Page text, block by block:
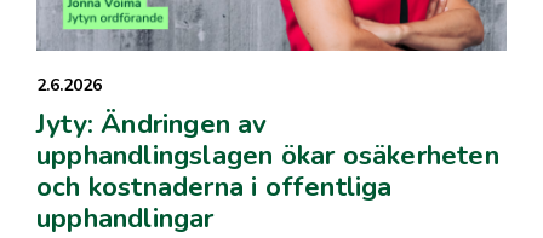
2.6.2026
Jyty: Ändringen av
upphandlingslagen ökar osäkerheten
och kostnaderna i offentliga
upphandlingar